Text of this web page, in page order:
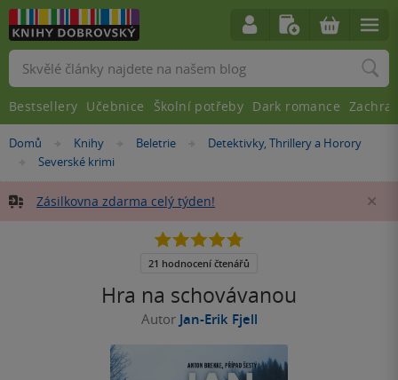
Nacházíte
Domů »Knihy »
Beletrie »
Detektivky, Thrillery a Horory
»
Severské krimi
Zásilkovna zdarma celý týden!
Hra na schovávanou
Autor Jan-Erik Fjell
4.8
5
21 hodnocení čtenářů
Vyhledávání
Bestsellery Učebnice Školní potřeby Dark romance